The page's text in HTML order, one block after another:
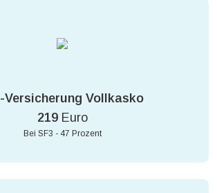
Versicherung Vollkasko
219Euro
Bei SF3 - 47 Prozent